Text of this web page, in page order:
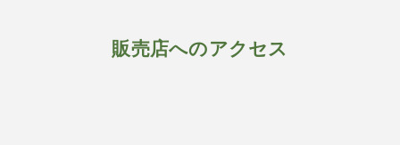
販売店へのアクセス